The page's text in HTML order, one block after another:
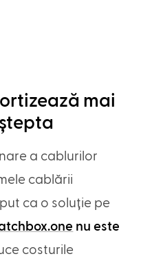
mai
a cablurilor
cablării
ca o soluție pe
nu este
costurile